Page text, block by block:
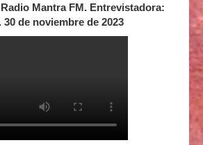
Mantra FM. Entrevistadora:
de noviembre de 2023